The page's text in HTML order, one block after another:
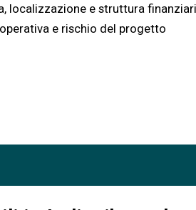
localizzazione e struttura
e rischio del progetto